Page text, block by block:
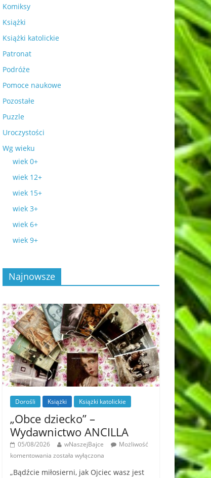
Komiksy
Książki
Książki katolickie
Patronat
Podróże
Pomoce naukowe
Pozostałe
Puzzle
Uroczystości
Wg wieku
wiek 0+
wiek 12+
wiek 15+
wiek 3+
wiek 6+
wiek 9+
Najnowsze
Dorośli Książki Książki katolickie
„Obce dziecko” –
Wydawnictwo ANCILLA
05/08/2026 wNaszejBajce
Możliwość
komentowania została wyłączona
„Bądźcie miłosierni, jak Ojciec wasz jest